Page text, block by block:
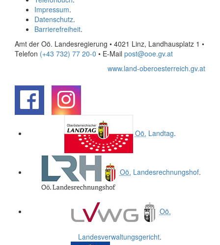
Impressum.
Datenschutz.
Barrierefreiheit.
Amt der Oö. Landesregierung • 4021 Linz, Landhausplatz 1 •
Telefon (+43 732) 77 20-0 • E-Mail post@ooe.gv.at
www.land-oberoesterreich.gv.at
Oö. Landtag.
Oö. Landesrechnungshof.
Oö.
Landesverwaltungsgericht.